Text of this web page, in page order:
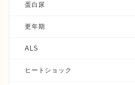
蛋白尿
更年期
ALS
ヒートショック